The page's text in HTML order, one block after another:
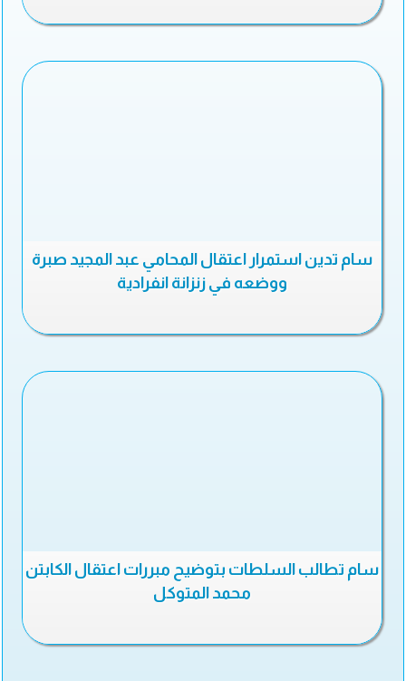
سام تدين استمرار اعتقال المحامي عبد المجيد صبرة
ووضعه في زنزانة انفرادية
سام تطالب السلطات بتوضيح مبررات اعتقال الكابتن
محمد المتوكل